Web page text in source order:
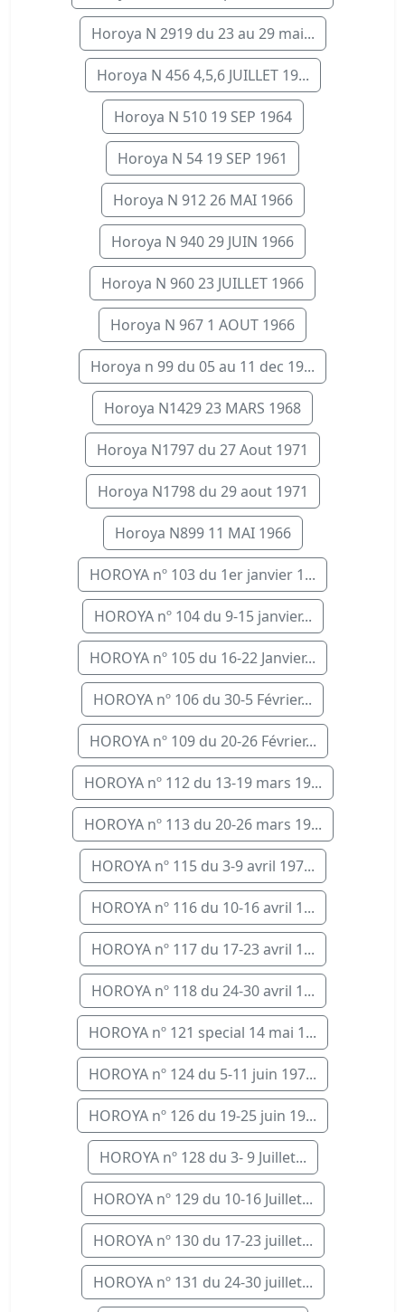
Horoya N 2919 du 23 au 29 mai...
Horoya N 456 4,5,6 JUILLET 19...
Horoya N 510 19 SEP 1964
Horoya N 54 19 SEP 1961
Horoya N 912 26 MAI 1966
Horoya N 940 29 JUIN 1966
Horoya N 960 23 JUILLET 1966
Horoya N 967 1 AOUT 1966
Horoya n 99 du 05 au 11 dec 19...
Horoya N1429 23 MARS 1968
Horoya N1797 du 27 Aout 1971
Horoya N1798 du 29 aout 1971
Horoya N899 11 MAI 1966
HOROYA nº 103 du 1er janvier 1...
HOROYA nº 104 du 9-15 janvier...
HOROYA nº 105 du 16-22 Janvier...
HOROYA nº 106 du 30-5 Février...
HOROYA nº 109 du 20-26 Février...
HOROYA nº 112 du 13-19 mars 19...
HOROYA nº 113 du 20-26 mars 19...
HOROYA nº 115 du 3-9 avril 197...
HOROYA nº 116 du 10-16 avril 1...
HOROYA nº 117 du 17-23 avril 1...
HOROYA nº 118 du 24-30 avril 1...
HOROYA nº 121 special 14 mai 1...
HOROYA nº 124 du 5-11 juin 197...
HOROYA nº 126 du 19-25 juin 19...
HOROYA nº 128 du 3- 9 Juillet...
HOROYA nº 129 du 10-16 Juillet...
HOROYA nº 130 du 17-23 juillet...
HOROYA nº 131 du 24-30 juillet...